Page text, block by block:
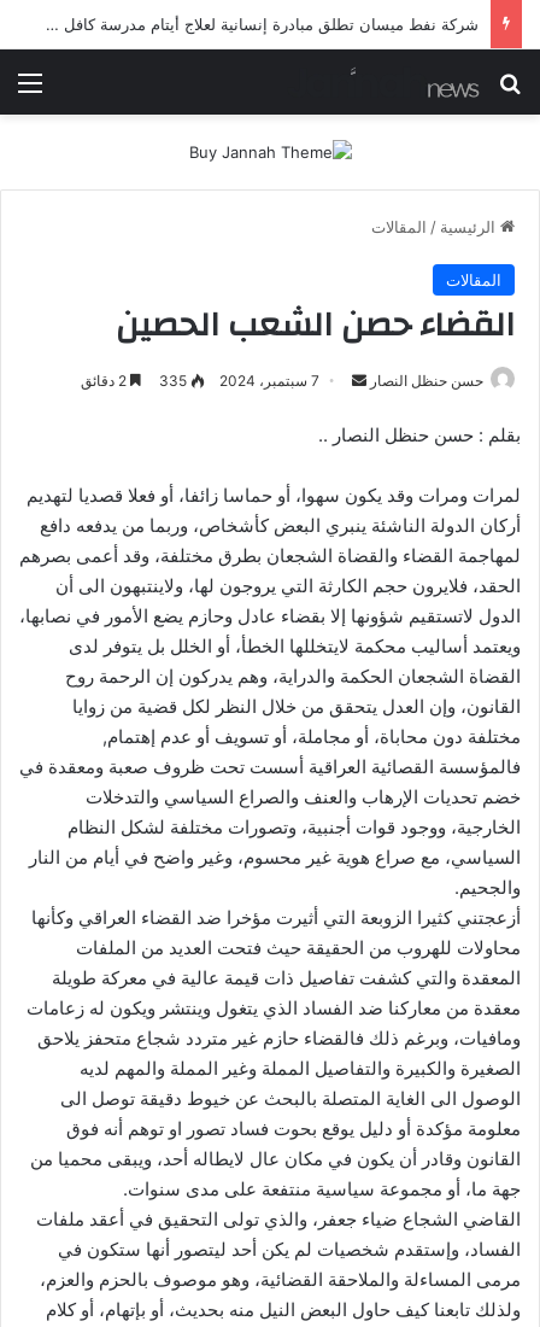
شرطة ميسان تلقي القبض على مطلقي العيارات النارية أثناء تشييع جنائزي في العمارة
بحث عن
الرئيسية / المقالات
المقالات
القضاء حصن الشعب الحصين
حسن حنظل النصار
أرسل
إلكترونيا
7 سبتمبر، 2024 335
بقلم : حسن حنظل النصار ..
لمرات ومرات وقد يكون سهوا، أو حماسا زائفا، أو فعلا قصديا لتهديم
أركان الدولة الناشئة ينبري البعض كأشخاص، وربما من يدفعه دافع
لمهاجمة القضاء والقضاة الشجعان بطرق مختلفة، وقد أعمى بصرهم
الحقد، فلايرون حجم الكارثة التي يروجون لها، ولاينتبهون الى أن
الدول لاتستقيم شؤونها إلا بقضاء عادل وحازم يضع الأمور في نصابها،
ويعتمد أساليب محكمة لايتخللها الخطأ، أو الخلل بل يتوفر لدى
القضاة الشجعان الحكمة والدراية، وهم يدركون إن الرحمة روح
القانون، وإن العدل يتحقق من خلال النظر لكل قضية من زوايا
مختلفة دون محاباة، أو مجاملة، أو تسويف أو عدم إهتمام,
فالمؤسسة القصائية العراقية أسست تحت ظروف صعبة ومعقدة في
خضم تحديات الإرهاب والعنف والصراع السياسي والتدخلات
الخارجية، ووجود قوات أجنبية، وتصورات مختلفة لشكل النظام
السياسي، مع صراع هوية غير محسوم، وغير واضح في أيام من النار
والجحيم.
أزعجتني كثيرا الزوبعة التي أثيرت مؤخرا ضد القضاء العراقي وكأنها
محاولات للهروب من الحقيقة حيث فتحت العديد من الملفات
المعقدة والتي كشفت تفاصيل ذات قيمة عالية في معركة طويلة
معقدة من معاركنا ضد الفساد الذي يتغول وينتشر ويكون له زعامات
ومافيات، وبرغم ذلك فالقضاء حازم غير متردد شجاع متحفز يلاحق
الصغيرة والكبيرة والتفاصيل المملة وغير المملة والمهم لديه
الوصول الى الغاية المتصلة بالبحث عن خيوط دقيقة توصل الى
معلومة مؤكدة أو دليل يوقع بحوت فساد تصور او توهم أنه فوق
القانون وقادر أن يكون في مكان عال لايطاله أحد، ويبقى محميا من
جهة ما، أو مجموعة سياسية منتفعة على مدى سنوات.
القاضي الشجاع ضياء جعفر، والذي تولى التحقيق في أعقد ملفات
الفساد، وإستقدم شخصيات لم يكن أحد ليتصور أنها ستكون في
مرمى المساءلة والملاحقة القضائية، وهو موصوف بالحزم والعزم،
ولذلك تابعنا كيف حاول البعض النيل منه بحديث، أو بإتهام، أو كلام